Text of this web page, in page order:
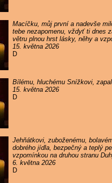
Macíčku, můj první a nadevše
tebe nezapomenu, vždyť ti dnes
větru plnou hrst lásky, něhy a
15. května 2026
D
Bílému, hluchému Snížkovi,
15. května 2026
D
Jehňátkovi, zuboženému,
dobrého jídla, bezpečný a teplý
vzpomínkou na druhou stranu
6. května 2026
D